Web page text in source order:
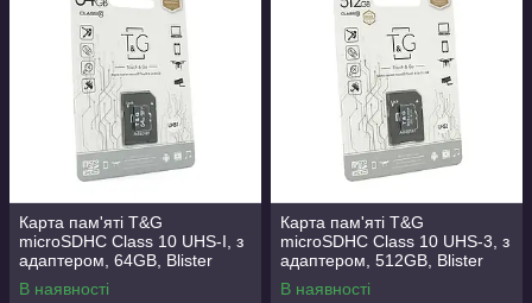
Карта пам'яті T&G
microSDHC Class 10 UHS-I, з
адаптером, 64GB, Blister
В наявності
Карта пам'яті T&G
microSDHC Class 10 UHS-3, з
адаптером, 512GB, Blister
В наявності